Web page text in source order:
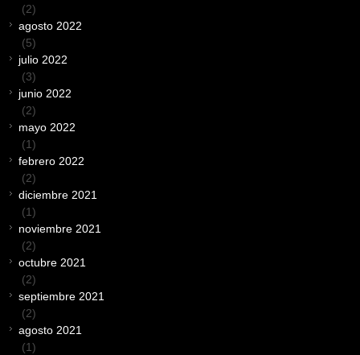
(2)
agosto 2022
(5)
julio 2022
(3)
junio 2022
(2)
mayo 2022
(1)
febrero 2022
(2)
diciembre 2021
(1)
noviembre 2021
(2)
octubre 2021
(2)
septiembre 2021
(2)
agosto 2021
(1)